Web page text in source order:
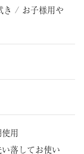
き / お子様用や
用
落してお使い